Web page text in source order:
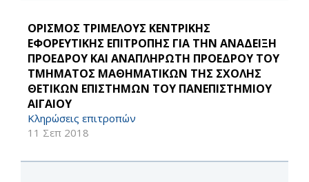
ΟΡΙΣΜΟΣ ΤΡΙΜΕΛΟΥΣ ΚΕΝΤΡΙΚΗΣ
ΕΦΟΡΕΥΤΙΚΗΣ ΕΠΙΤΡΟΠΗΣ ΓΙΑ ΤΗΝ ΑΝΑΔΕΙΞΗ
ΠΡΟΕΔΡΟΥ ΚΑΙ ΑΝΑΠΛΗΡΩΤΗ ΠΡΟΕΔΡΟΥ ΤΟΥ
ΤΜΗΜΑΤΟΣ ΜΑΘΗΜΑΤΙΚΩΝ ΤΗΣ ΣΧΟΛΗΣ
ΘΕΤΙΚΩΝ ΕΠΙΣΤΗΜΩΝ ΤΟΥ ΠΑΝΕΠΙΣΤΗΜΙΟΥ
ΑΙΓΑΙΟΥ
Κληρώσεις επιτροπών
11 Σεπ 2018